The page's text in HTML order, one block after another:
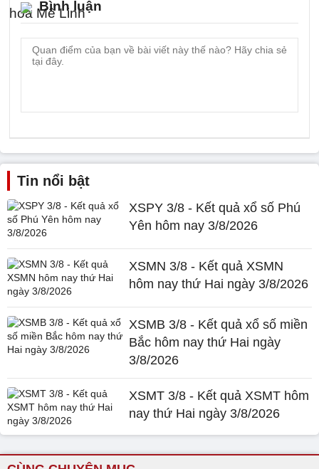
Bình luận
Tin nổi bật
XSPY 3/8 - Kết quả xổ số Phú
Yên hôm nay 3/8/2026
XSMN 3/8 - Kết quả XSMN
hôm nay thứ Hai ngày 3/8/2026
XSMB 3/8 - Kết quả xổ số miền
Bắc hôm nay thứ Hai ngày
3/8/2026
XSMT 3/8 - Kết quả XSMT hôm
nay thứ Hai ngày 3/8/2026